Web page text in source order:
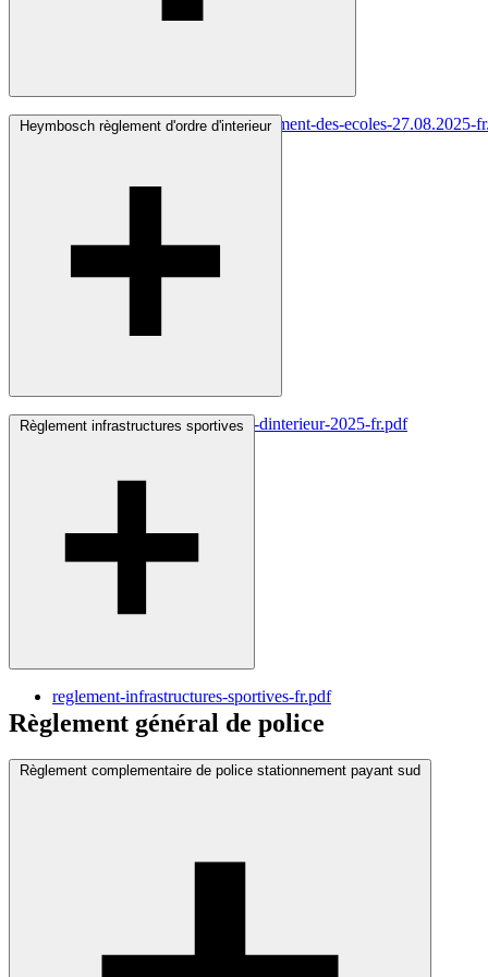
enseignement-francophone-reglement-des-ecoles-27.08.2025-
Heymbosch règlement d'ordre d'interieur
heymbosch-reglement-dordre-dinterieur-2025-fr.pdf
Règlement infrastructures sportives
reglement-infrastructures-sportives-fr.pdf
Règlement général de police
Règlement complementaire de police stationnement payant sud